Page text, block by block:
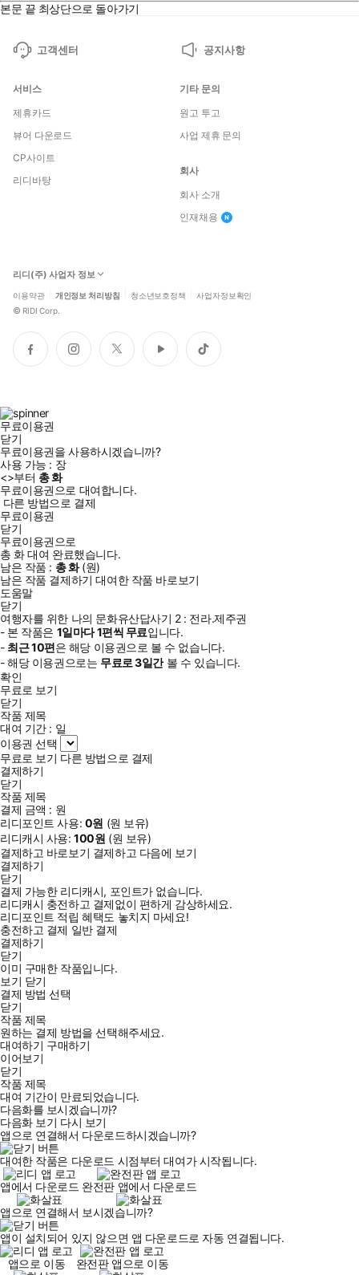
본문 끝 최상단으로 돌아가기
고객센터 공지사항
서비스
제휴카드
뷰어 다운로드
CP사이트
리디바탕
기타 문의
원고 투고
사업 제휴 문의
회사
회사 소개
인재채용
리디(주) 사업자 정보
이용약관 개인정보 처리방침 청소년보호정책 사업자정보확인
© RIDI Corp.
페
이
인
스
트
위
유
튜
틱
톡
무료이용권
닫기
무료이용권을 사용하시겠습니까?
사용 가능 : 장
<>부터 총화
무료이용권으로 대여합니다.
다른 방법으로 결제
무료이용권
닫기
무료이용권으로
총 화대여 완료했습니다.
남은 작품 : 총화(원)
남은 작품 결제하기 대여한 작품 바로보기
도움말
닫기
여행자를 위한 나의 문화유산답사기 2 : 전라.제주권
- 본 작품은 1일마다1편씩 무료입니다.
- 최근10편은 해당 이용권으로 볼 수 없습니다.
- 해당 이용권으로는 무료로3일간볼 수 있습니다.
확인
무료로 보기
닫기
작품 제목
대여 기간 : 일
이용권 선택
무료로 보기 다른 방법으로 결제
결제하기
닫기
작품 제목
결제 금액 : 원
리디포인트 사용: 0원 (원 보유)
리디캐시 사용:100원 (원 보유)
결제하고 바로보기 결제하고 다음에 보기
결제하기
닫기
결제 가능한 리디캐시, 포인트가 없습니다.
리디캐시 충전하고 결제없이 편하게 감상하세요.
리디포인트 적립 혜택도 놓치지 마세요!
충전하고 결제 일반 결제
결제하기
닫기
이미 구매한 작품입니다.
보기 닫기
결제 방법 선택
닫기
작품 제목
원하는 결제 방법을 선택해주세요.
대여하기 구매하기
이어보기
닫기
작품 제목
대여 기간이 만료되었습니다.
다음화를 보시겠습니까?
다음화 보기 다시 보기
앱으로 연결해서 다운로드하시겠습니까?
대여한 작품은 다운로드 시점부터 대여가 시작됩니다.
앱에서 다운로드 완전판 앱에서 다운로드
앱으로 연결해서 보시겠습니까?
앱이 설치되어 있지 않으면 앱 다운로드로 자동 연결됩니다.
앱으로 이동
완전판 앱으로 이동